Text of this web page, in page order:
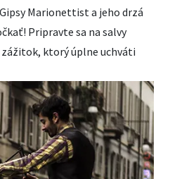
Marionettist a jeho drzá
Pripravte sa na salvy
ktorý úplne uchváti